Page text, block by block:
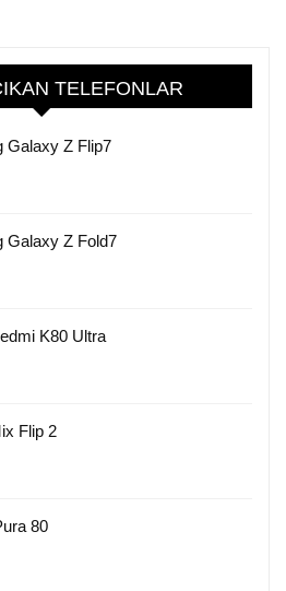
TELEFONLAR
Galaxy Z Flip7
Galaxy Z Fold7
K80 Ultra
Flip 2
80